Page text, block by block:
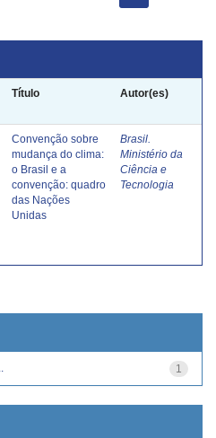
Título Autor(es)
Convenção sobre
mudança do clima:
o Brasil e a
convenção: quadro
das Nações
Unidas
Brasil.
Ministério da
Ciência e
Tecnologia
1